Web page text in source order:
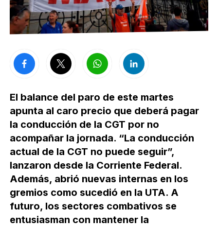
El balance del paro de este martes
apunta al caro precio que deberá pagar
la conducción de la CGT por no
acompañar la jornada. “La conducción
actual de la CGT no puede seguir”,
lanzaron desde la Corriente Federal.
Además, abrió nuevas internas en los
gremios como sucedió en la UTA. A
futuro, los sectores combativos se
entusiasman con mantener la